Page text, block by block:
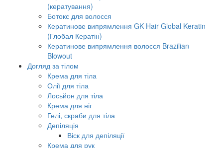
(кератування)
Ботокс для волосся
Кератинове випрямлення GK Hair Global Keratin
(Глобал Кератін)
Кератинове випрямлення волосся Brazilian
Blowout
Догляд за тілом
Крема для тіла
Олії для тіла
Лосьйон для тіла
Крема для ніг
Гелі, скраби для тіла
Депіляція
Віск для депіляції
Крема для рук